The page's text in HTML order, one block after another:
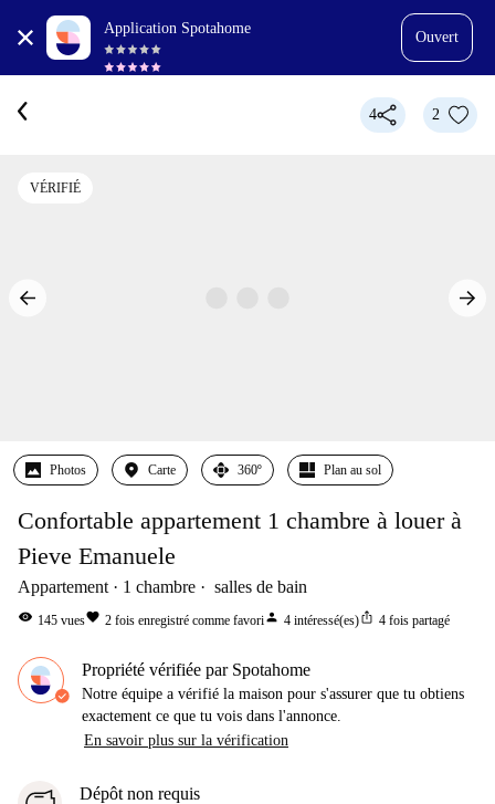
Application Spotahome
Ouvert
4 2
VÉRIFIÉ
Photos Carte 360º Plan au sol
Confortable appartement 1 chambre à louer à
Pieve Emanuele
Appartement 1 chambre salles de bain
visibility 145 vuesfavorite 2 fois enregistré comme favoriperson 4 intéressé(es)ios_share 4 fois partagé
Propriété vérifiée par Spotahome
Notre équipe a vérifié la maison pour s'assurer que tu obtiens
exactement ce que tu vois dans l'annonce.
En savoir plus sur la vérification
Dépôt non requis